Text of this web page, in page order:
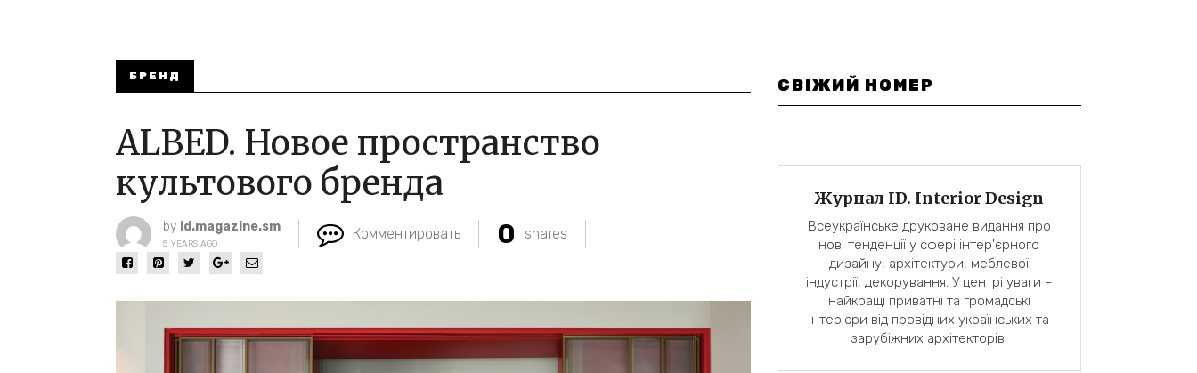
БРЕНД
ALBED. Новое пространство
культового бренда
by id.magazine.sm
5 YEARS AGO
Комментировать 0 shares
СВІЖИЙ НОМЕР
Журнал ID. Interior Design
Всеукраїнське друковане видання про
нові тенденції у сфері інтер'єрного
дизайну, архітектури, меблевої
індустрії, декорування. У центрі уваги –
найкращі приватні та громадські
інтер'єри від провідних українських та
зарубіжних архітекторів.